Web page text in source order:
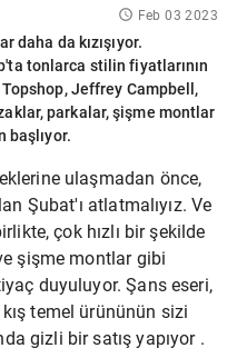
Feb 03 2023
daha da kızışıyor.
tonlarca stilin fiyatlarının
Jeffrey Campbell,
parkalar, şişme montlar
başlıyor.
ulaşmadan önce,
Şubat'ı atlatmalıyız. Ve
çok hızlı bir şekilde
şişme montlar gibi
duyuluyor. Şans eseri,
temel ürününün sizi
gizli bir satış yapıyor .